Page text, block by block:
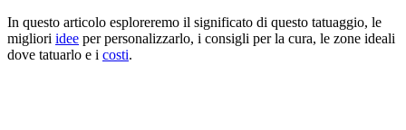
In questo articolo esploreremo il significato di questo tatuaggio, le
migliori idee per personalizzarlo, i consigli per la cura, le zone ideali
dove tatuarlo e i costi.